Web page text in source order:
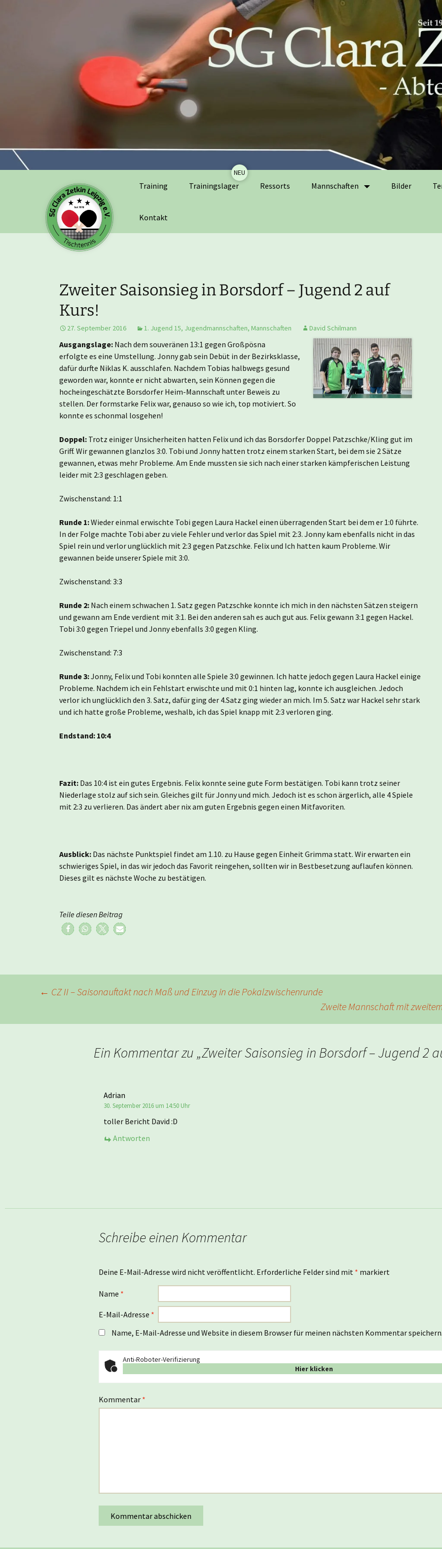
Inhalt
Training Trainingslager Ressorts Mannschaften Bilder
Kontakt
Zweiter Saisonsieg in Borsdorf – Jugend 2 auf
Kurs!
27. September 2016 1. Jugend 15, Jugendmannschaften, Mannschaften David Schilmann
Ausgangslage: Nach dem souveränen 13:1 gegen Großpösna
erfolgte es eine Umstellung. Jonny gab sein Debüt in der Bezirksklasse,
dafür durfte Niklas K. ausschlafen. Nachdem Tobias halbwegs gesund
geworden war, konnte er nicht abwarten, sein Können gegen die
hocheingeschätzte Borsdorfer Heim-Mannschaft unter Beweis zu
stellen. Der formstarke Felix war, genauso so wie ich, top motiviert. So
konnte es schonmal losgehen!
Doppel: Trotz einiger Unsicherheiten hatten Felix und ich das Borsdorfer Doppel Patzschke/Kling gut im
Griff. Wir gewannen glanzlos 3:0. Tobi und Jonny hatten trotz einem starken Start, bei dem sie 2 Sätze
gewannen, etwas mehr Probleme. Am Ende mussten sie sich nach einer starken kämpferischen Leistung
leider mit 2:3 geschlagen geben.
Zwischenstand: 1:1
Runde 1:Wieder einmal erwischte Tobi gegen Laura Hackel einen überragenden Start bei dem er 1:0 führte.
In der Folge machte Tobi aber zu viele Fehler und verlor das Spiel mit 2:3. Jonny kam ebenfalls nicht in das
Spiel rein und verlor unglücklich mit 2:3 gegen Patzschke. Felix und Ich hatten kaum Probleme. Wir
gewannen beide unserer Spiele mit 3:0.
Zwischenstand: 3:3
Runde 2: Nach einem schwachen 1. Satz gegen Patzschke konnte ich mich in den nächsten Sätzen steigern
und gewann am Ende verdient mit 3:1. Bei den anderen sah es auch gut aus. Felix gewann 3:1 gegen Hackel.
Tobi 3:0 gegen Triepel und Jonny ebenfalls 3:0 gegen Kling.
Zwischenstand: 7:3
Runde 3:Jonny, Felix und Tobi konnten alle Spiele 3:0 gewinnen. Ich hatte jedoch gegen Laura Hackel einige
Probleme. Nachdem ich ein Fehlstart erwischte und mit 0:1 hinten lag, konnte ich ausgleichen. Jedoch
verlor ich unglücklich den 3. Satz, dafür ging der 4.Satz ging wieder an mich. Im 5. Satz war Hackel sehr stark
und ich hatte große Probleme, weshalb, ich das Spiel knapp mit 2:3 verloren ging.
Endstand: 10:4
Fazit: Das 10:4 ist ein gutes Ergebnis. Felix konnte seine gute Form bestätigen. Tobi kann trotz seiner
Niederlage stolz auf sich sein. Gleiches gilt für Jonny und mich. Jedoch ist es schon ärgerlich, alle 4 Spiele
mit 2:3 zu verlieren. Das ändert aber nix am guten Ergebnis gegen einen Mitfavoriten.
Ausblick: Das nächste Punktspiel findet am 1.10. zu Hause gegen Einheit Grimma statt. Wir erwarten ein
schwieriges Spiel, in das wir jedoch das Favorit reingehen, sollten wir in Bestbesetzung auflaufen können.
Dieses gilt es nächste Woche zu bestätigen.
Teile diesen Beitrag
Beitragsnavigation
← CZ II – Saisonauftakt nach Maß und Einzug in die Pokalzwischenrunde
Zweite Mannschaft mit
Ein Kommentar zu „Zweiter Saisonsieg in Borsdorf – Jugend 2
Adrian
30. September 2016 um 14:50 Uhr
toller Bericht David :D
Antworten
Schreibe einen Kommentar
Deine E-Mail-Adresse wird nicht veröffentlicht. Erforderliche Felder sind mit * markiert
Name *
E-Mail-Adresse *
Name, E-Mail-Adresse und Website in diesem Browser für meinen nächsten Kommentar speichern.
Anti-Roboter-Verifizierung
Hier klicken
Kommentar *